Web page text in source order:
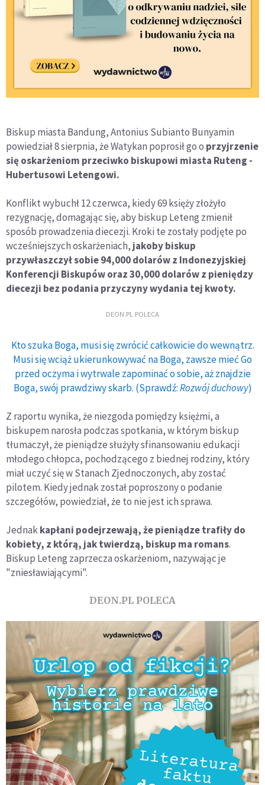
Biskup miasta Bandung, Antonius Subianto Bunyamin
powiedział 8 sierpnia, że Watykan poprosił go o przyjrzenie
się oskarżeniom przeciwko biskupowi miasta Ruteng -
Hubertusowi Letengowi.
Konflikt wybuchł 12 czerwca, kiedy 69 księży złożyło
rezygnację, domagając się, aby biskup Leteng zmienił
sposób prowadzenia diecezji. Kroki te zostały podjęte po
wcześniejszych oskarżeniach, jakoby biskup
przywłaszczył sobie 94,000 dolarów z Indonezyjskiej
Konferencji Biskupów oraz 30,000 dolarów z pieniędzy
diecezji bez podania przyczyny wydania tej kwoty.
DEON.PL POLECA
Kto szuka Boga, musi się zwrócić całkowicie do wewnątrz.
Musi się wciąż ukierunkowywać na Boga, zawsze mieć Go
przed oczyma i wytrwale zapominać o sobie, aż znajdzie
Boga, swój prawdziwy skarb. (Sprawdź:Rozwój duchowy)
Z raportu wynika, że niezgoda pomiędzy księżmi, a
biskupem narosła podczas spotkania, w którym biskup
tłumaczył, że pieniądze służyły sfinansowaniu edukacji
młodego chłopca, pochodzącego z biednej rodziny, który
miał uczyć się w Stanach Zjednoczonych, aby zostać
pilotem. Kiedy jednak został poproszony o podanie
szczegółów, powiedział, że to nie jest ich sprawa.
Jednakkapłani podejrzewają, że pieniądze trafiły do
kobiety, z którą, jak twierdzą, biskup ma romans.
Biskup Leteng zaprzecza oskarżeniom, nazywając je
"zniesławiającymi".
DEON.PL POLECA